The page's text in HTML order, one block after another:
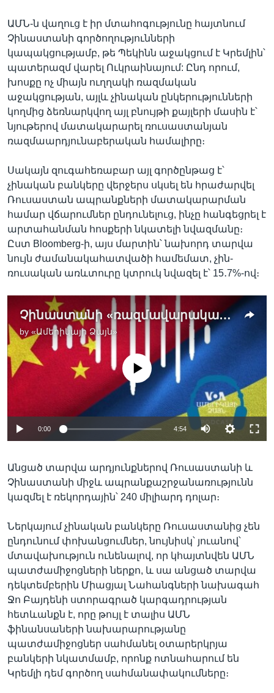
ԱՄՆ-ն վաղուց է իր մտահոգությունը հայտնում
Չինաստանի գործողությունների
կապակցությամբ, թե Պեկինն աջակցում է Կրեմլին՝
պատերազմ վարել Ուկրաինայում: Ընդ որում,
խոսքը ոչ միայն ուղղակի ռազմական
աջակցության, այլև չինական ընկերությունների
կողմից ձեռնարկվող այլ բնույթի քայլերի մասին է՝
նյութերով մատակարարել ռուսաստանյան
ռազմաարդյունաբերական համալիրը։
Սակայն զուգահեռաբար այլ գործընթաց է՝
չինական բանկերը վերջերս սկսել են հրաժարվել
Ռուսաստան ապրանքների մատակարարման
համար վճարումներ ընդունելուց, ինչը հանգեցրել է
արտահանման հոսքերի նկատելի նվազմանը։
Ըստ Bloomberg-ի, այս մարտին՝ նախորդ տարվա
նույն ժամանակահատվածի համեմատ, չին-
ռուսական առևտուրը կտրուկ նվազել է՝ 15․7%-ով։
Չինաստանի «ռազմավարական երկակիությունը» ուկրաինական պատերազմի շուրջ. փորձագետներ
by «Ամերիկայի Ձայն»
No media source currently available
0:00 4:54
Անցած տարվա արդյունքներով Ռուսաստանի և
Չինաստանի միջև ապրանքաշրջանառությունն
կազմել է ռեկորդային՝ 240 միլիարդ դոլար։
Ներկայում չինական բանկերը Ռուսաստանից չեն
ընդունում փոխանցումներ, նույնիսկ՝ յուանով՝
մտավախություն ունենալով, որ կհայտնվեն ԱՄՆ
պատժամիջոցների ներքո, և սա անցած տարվա
դեկտեմբերին Միացյալ Նահանգների նախագահ
Ջո Բայդենի ստորագրած կարգադրության
հետևանքն է, որը թույլ է տալիս ԱՄՆ
ֆինանսաների նախարարությանը
պատժամիջոցներ սահմանել օտարերկրյա
բանկերի նկատմամբ, որոնք ոտնահարում են
Կրեմլի դեմ գործող սահմանափակումները։